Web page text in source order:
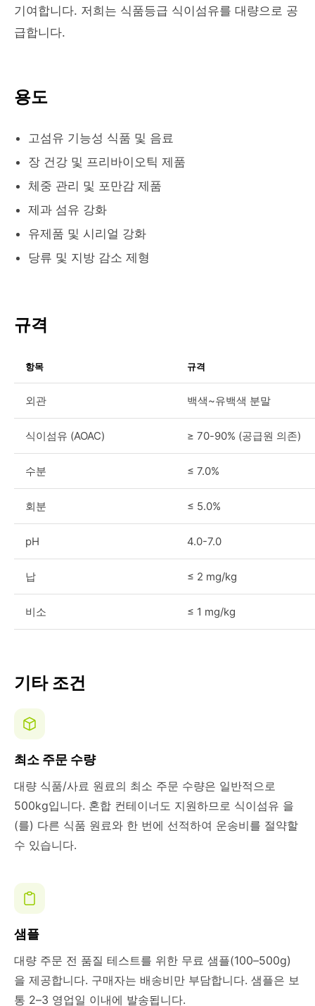
기여합니다. 저희는 식품등급 식이섬유를 대량으로 공
급합니다.
용도
고섬유 기능성 식품 및 음료
장 건강 및 프리바이오틱 제품
체중 관리 및 포만감 제품
제과 섬유 강화
유제품 및 시리얼 강화
당류 및 지방 감소 제형
규격
항목 규격
외관 백색~유백색 분말
식이섬유 (AOAC) ≥ 70-90% (공급원 의존)
수분 ≤ 7.0%
회분 ≤ 5.0%
pH 4.0-7.0
납 ≤ 2 mg/kg
비소 ≤ 1 mg/kg
기타 조건
최소 주문 수량
대량 식품/사료 원료의 최소 주문 수량은 일반적으로
500kg입니다. 혼합 컨테이너도 지원하므로 식이섬유 을
(를) 다른 식품 원료와 한 번에 선적하여 운송비를 절약할
수 있습니다.
샘플
대량 주문 전 품질 테스트를 위한 무료 샘플(100–500g)
을 제공합니다. 구매자는 배송비만 부담합니다. 샘플은 보
통 2–3 영업일 이내에 발송됩니다.